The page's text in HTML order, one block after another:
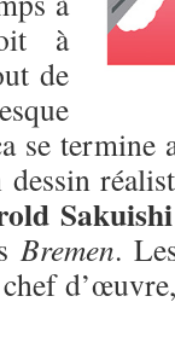
à
de
se
dessin
Sakuishi
Bremen.